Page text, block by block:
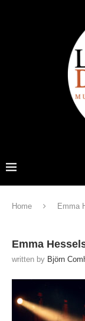
Home Emma
Emma
written by Björn